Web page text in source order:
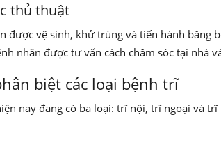
thủ thuật
được vệ sinh, khử trùng và tiến hành băng
nhân được tư vấn cách chăm sóc tại nhà
biệt các loại bệnh trĩ
nay đang có ba loại: trĩ nội, trĩ ngoại và